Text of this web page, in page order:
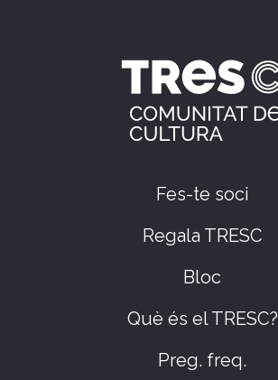
Fes-te soci
Regala TRESC
Bloc
Què és el TRESC?
Preg. freq.